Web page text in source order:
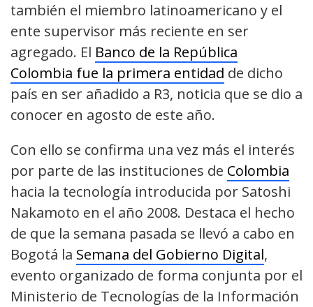
también el miembro latinoamericano y el
ente supervisor más reciente en ser
agregado. El Banco de la República
Colombia fue la primera entidad de dicho
país en ser añadido a R3, noticia que se dio a
conocer en agosto de este año.
Con ello se confirma una vez más el interés
por parte de las instituciones de Colombia
hacia la tecnología introducida por Satoshi
Nakamoto en el año 2008. Destaca el hecho
de que la semana pasada se llevó a cabo en
Bogotá la Semana del Gobierno Digital,
evento organizado de forma conjunta por el
Ministerio de Tecnologías de la Información